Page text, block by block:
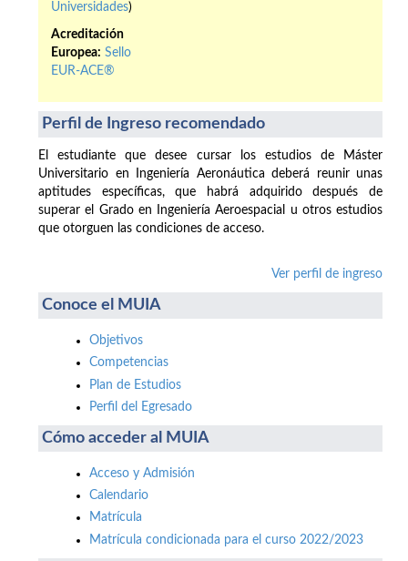
Universidades)
Acreditación
Europea: Sello
EUR-ACE®
Perfil de Ingreso recomendado
El estudiante que desee cursar los estudios de Máster
Universitario en Ingeniería Aeronáutica deberá reunir unas
aptitudes específicas, que habrá adquirido después de
superar el Grado en Ingeniería Aeroespacial u otros estudios
que otorguen las condiciones de acceso.
Ver perfil de ingreso
Conoce el MUIA
Objetivos
Competencias
Plan de Estudios
Perfil del Egresado
Cómo acceder al MUIA
Acceso y Admisión
Calendario
Matrícula
Matrícula condicionada para el curso 2022/2023